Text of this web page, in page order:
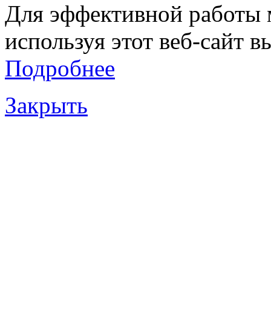
Для эффективной работы
используя этот веб-сайт
Подробнее
Закрыть